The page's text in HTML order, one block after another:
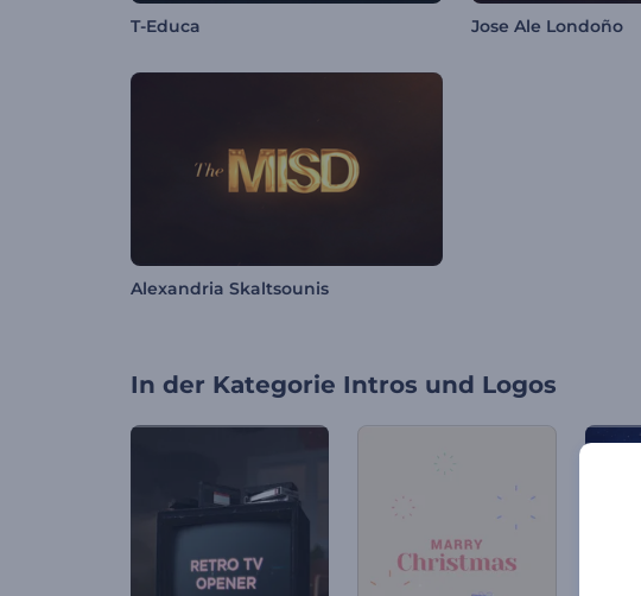
T-Educa Jose Ale Londoño
Alexandria Skaltsounis
In der Kategorie Intros und Logos